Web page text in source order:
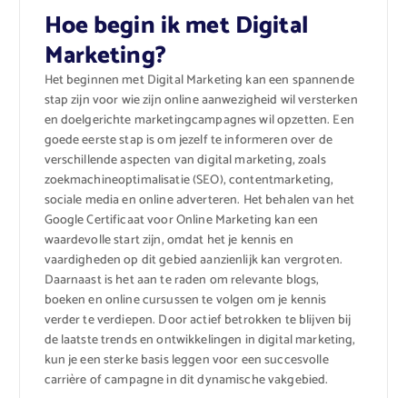
Hoe begin ik met Digital
Marketing?
Het beginnen met Digital Marketing kan een spannende
stap zijn voor wie zijn online aanwezigheid wil versterken
en doelgerichte marketingcampagnes wil opzetten. Een
goede eerste stap is om jezelf te informeren over de
verschillende aspecten van digital marketing, zoals
zoekmachineoptimalisatie (SEO), contentmarketing,
sociale media en online adverteren. Het behalen van het
Google Certificaat voor Online Marketing kan een
waardevolle start zijn, omdat het je kennis en
vaardigheden op dit gebied aanzienlijk kan vergroten.
Daarnaast is het aan te raden om relevante blogs,
boeken en online cursussen te volgen om je kennis
verder te verdiepen. Door actief betrokken te blijven bij
de laatste trends en ontwikkelingen in digital marketing,
kun je een sterke basis leggen voor een succesvolle
carrière of campagne in dit dynamische vakgebied.